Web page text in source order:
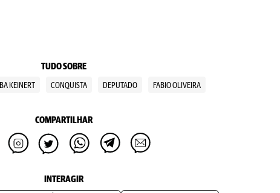
TUDO SOBRE
KEINERT CONQUISTA DEPUTADO FABIO OLIVEIRA
COMPARTILHAR
INTERAGIR